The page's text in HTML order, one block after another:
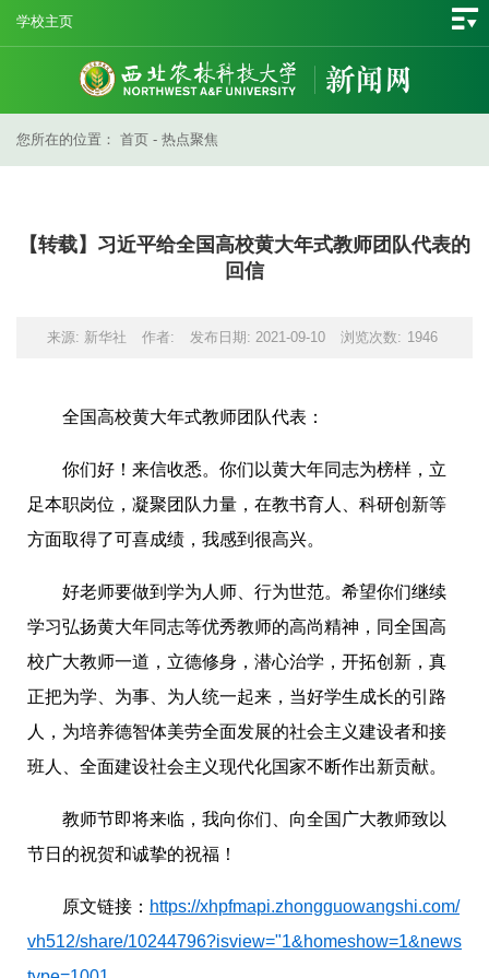
学校主页
您所在的位置： 首页 - 热点聚焦
【转载】习近平给全国高校黄大年式教师团队代表的
回信
来源: 新华社 作者: 发布日期: 2021-09-10 浏览次数: 1946
全国高校黄大年式教师团队代表：
你们好！来信收悉。你们以黄大年同志为榜样，立
足本职岗位，凝聚团队力量，在教书育人、科研创新等
方面取得了可喜成绩，我感到很高兴。
好老师要做到学为人师、行为世范。希望你们继续
学习弘扬黄大年同志等优秀教师的高尚精神，同全国高
校广大教师一道，立德修身，潜心治学，开拓创新，真
正把为学、为事、为人统一起来，当好学生成长的引路
人，为培养德智体美劳全面发展的社会主义建设者和接
班人、全面建设社会主义现代化国家不断作出新贡献。
教师节即将来临，我向你们、向全国广大教师致以
节日的祝贺和诚挚的祝福！
原文链接： https://xhpfmapi.zhongguowangshi.com/
vh512/share/10244796?isview="1&homeshow=1&news